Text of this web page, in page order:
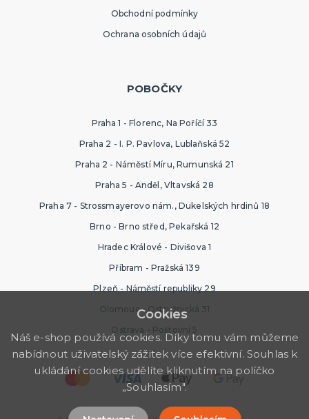
Obchodní podmínky
Ochrana osobních údajů
POBOČKY
Praha 1 - Florenc, Na Poříčí 33
Praha 2 - I. P. Pavlova, Lublaňská 52
Praha 2 - Náměstí Míru, Rumunská 21
Praha 5 - Anděl, Vltavská 28
Praha 7 - Strossmayerovo nám., Dukelských hrdinů 18
Brno - Brno střed, Pekařská 12
Hradec Králové - Divišova 1
Příbram - Pražská 139
Plzeň - Náměstí republiky 29
Olomouc - Ostružnická 31
Ostrava - Poštovní 5
Cookies
Náš e-shop používá cookies. Díky tomu vám můžeme
nabídnout uživatelský zážitek více efektivní. Souhlas k
ukládání cookies udělíte kliknutím na políčko
„Souhlasím".